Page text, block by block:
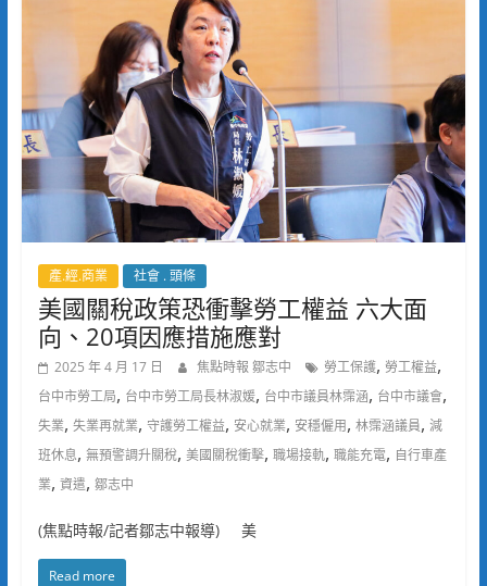
產.經.商業 社會 . 頭條
美國關稅政策恐衝擊勞工權益 六大面
向、20項因應措施應對
2025 年 4 月 17 日 焦點時報 鄒志中 勞工保護, 勞工權益,
台中市勞工局, 台中市勞工局長林淑媛, 台中市議員林霈涵, 台中市議會,
失業, 失業再就業, 守護勞工權益, 安心就業, 安穩僱用, 林霈涵議員, 減
班休息, 無預警調升關稅, 美國關稅衝擊, 職場接軌, 職能充電, 自行車產
業, 資遣, 鄒志中
(焦點時報/記者鄒志中報導) 美
Read more